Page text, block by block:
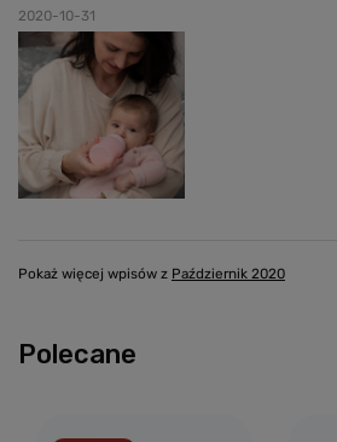
2020-10-31
Pokaż więcej wpisów z Październik 2020
Polecane